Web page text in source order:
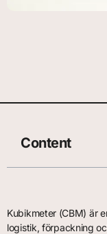
Content
Kubikmeter (CBM) är
logistik, förpackning